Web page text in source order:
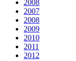
2008
2007
2008
2009
2010
2011
2012